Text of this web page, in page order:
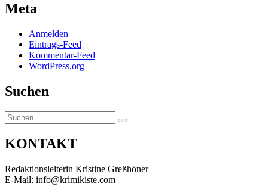
Meta
Anmelden
Eintrags-Feed
Kommentar-Feed
WordPress.org
Suchen
Suchen
nach:
Suchen
KONTAKT
Redaktionsleiterin Kristine Greßhöner
E-Mail: info@krimikiste.com